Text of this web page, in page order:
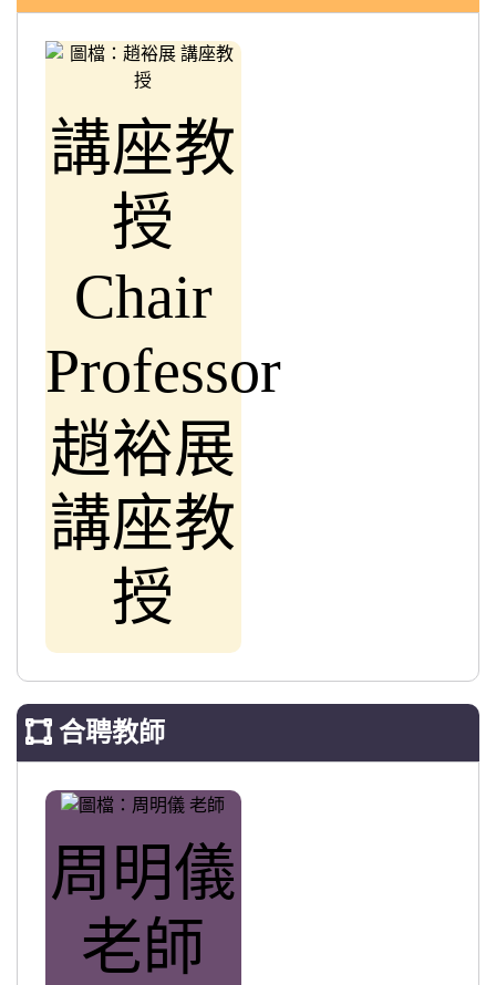
講座教
授
Chair
Professor
趙裕展
講座教
授
合聘教師
周明儀
老師